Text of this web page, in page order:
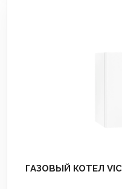
ГАЗОВЫЙ КОТЕЛ